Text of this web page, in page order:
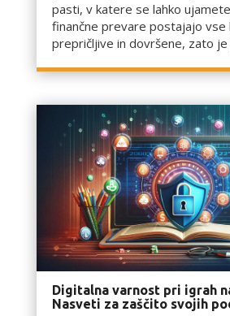
pasti, v katere se lahko
finančne prevare postajajo vse
prepričljive in dovršene, zato je
Digitalna varnost pri igrah
Nasveti za zaščito svojih